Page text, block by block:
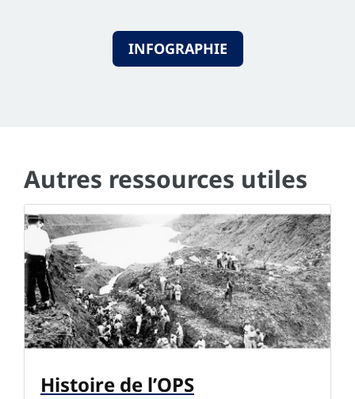
INFOGRAPHIE
Autres ressources utiles
Histoire de l’OPS